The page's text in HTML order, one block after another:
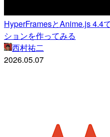
HyperFramesとAnime.js 4.4
ションを作ってみる
西村祐二
2026.05.07